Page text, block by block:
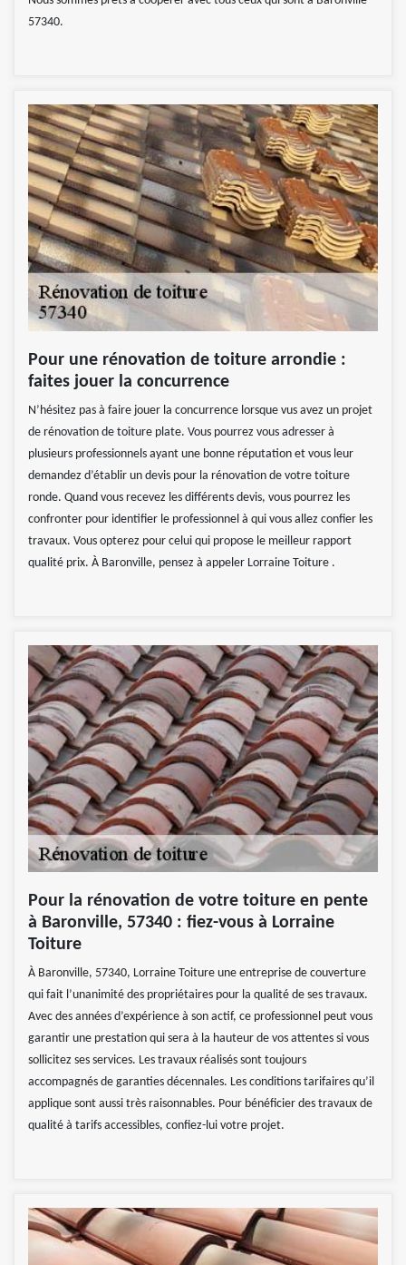
57340.
Pour une rénovation de toiture arrondie :
faites jouer la concurrence
N’hésitez pas à faire jouer la concurrence lorsque vus avez un projet
de rénovation de toiture plate. Vous pourrez vous adresser à
plusieurs professionnels ayant une bonne réputation et vous leur
demandez d’établir un devis pour la rénovation de votre toiture
ronde. Quand vous recevez les différents devis, vous pourrez les
confronter pour identifier le professionnel à qui vous allez confier les
travaux. Vous opterez pour celui qui propose le meilleur rapport
qualité prix. À Baronville, pensez à appeler Lorraine Toiture .
Pour la rénovation de votre toiture en pente
à Baronville, 57340 : fiez-vous à Lorraine
Toiture
À Baronville, 57340, Lorraine Toiture une entreprise de couverture
qui fait l’unanimité des propriétaires pour la qualité de ses travaux.
Avec des années d’expérience à son actif, ce professionnel peut vous
garantir une prestation qui sera à la hauteur de vos attentes si vous
sollicitez ses services. Les travaux réalisés sont toujours
accompagnés de garanties décennales. Les conditions tarifaires qu’il
applique sont aussi très raisonnables. Pour bénéficier des travaux de
qualité à tarifs accessibles, confiez-lui votre projet.